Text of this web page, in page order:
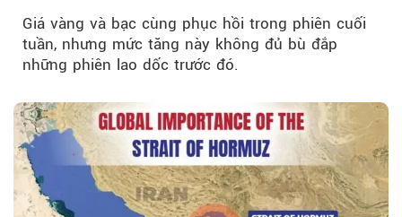
Giá vàng và bạc cùng phục hồi trong phiên cuối
tuần, nhưng mức tăng này không đủ bù đắp
những phiên lao dốc trước đó.